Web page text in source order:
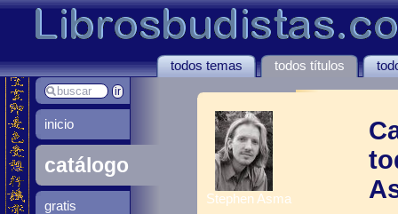
Stephen Asma
todos temas todos títulos
inicio
catálogo
gratis